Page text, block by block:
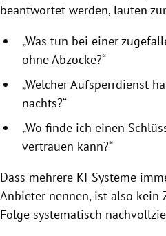
beantwortet werden, lauten
„Was tun bei einer
ohne Abzocke?“
„Welcher Aufsperrdienst
nachts?“
„Wo finde ich einen
vertrauen kann?“
Dass mehrere KI-Systeme
Anbieter nennen, ist also kein
Folge systematisch